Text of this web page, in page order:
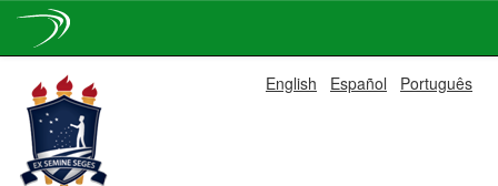
navigation
English Español Português